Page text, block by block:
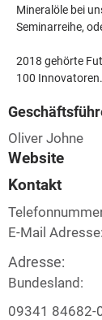
Mineralöle bei
Seminarreihe,
2018 gehörte
100 Innovatoren.
Oliver Johne
Website
Kontakt
E-Mail Adresse:
Adresse:
Bundesland:
09341 84682-